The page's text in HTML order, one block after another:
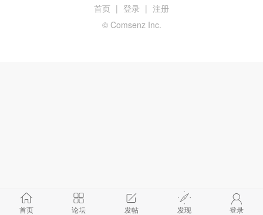
首页 论坛 发帖 发现 登录
首页 | 登录 | 注册
© Comsenz Inc.